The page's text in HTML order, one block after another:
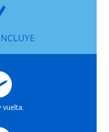
vuelta.